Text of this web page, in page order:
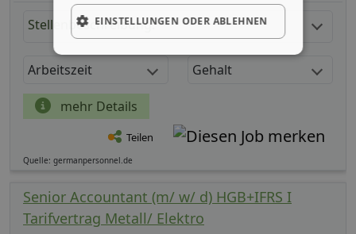
Stellenbeschreibung:
Arbeitszeit Gehalt
mehr Details
Teilen
Quelle: germanpersonnel.de
Senior Accountant (m/ w/ d) HGB+IFRS I
Tarifvertrag Metall/ Elektro
EINSTELLUNGEN ODER ABLEHNEN